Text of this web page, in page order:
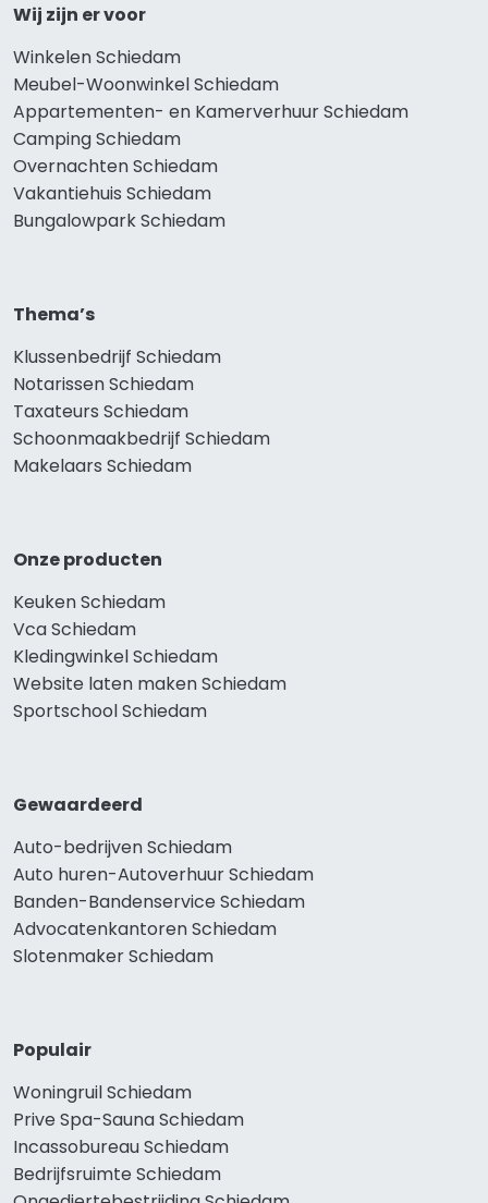
Wij zijn er voor
Winkelen Schiedam
Meubel-Woonwinkel Schiedam
Appartementen- en Kamerverhuur Schiedam
Camping Schiedam
Overnachten Schiedam
Vakantiehuis Schiedam
Bungalowpark Schiedam
Thema’s
Klussenbedrijf Schiedam
Notarissen Schiedam
Taxateurs Schiedam
Schoonmaakbedrijf Schiedam
Makelaars Schiedam
Onze producten
Keuken Schiedam
Vca Schiedam
Kledingwinkel Schiedam
Website laten maken Schiedam
Sportschool Schiedam
Gewaardeerd
Auto-bedrijven Schiedam
Auto huren-Autoverhuur Schiedam
Banden-Bandenservice Schiedam
Advocatenkantoren Schiedam
Slotenmaker Schiedam
Populair
Woningruil Schiedam
Prive Spa-Sauna Schiedam
Incassobureau Schiedam
Bedrijfsruimte Schiedam